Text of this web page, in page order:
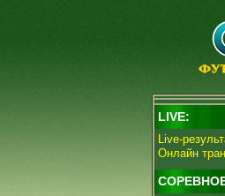
LIVE:
Live-
Онлайн